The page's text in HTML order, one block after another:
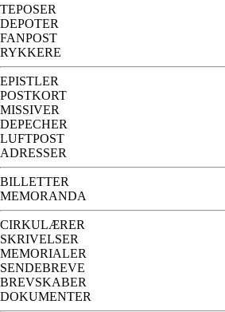
TEPOSER
DEPOTER
FANPOST
RYKKERE
EPISTLER
POSTKORT
MISSIVER
DEPECHER
LUFTPOST
ADRESSER
BILLETTER
MEMORANDA
CIRKULÆRER
SKRIVELSER
MEMORIALER
SENDEBREVE
BREVSKABER
DOKUMENTER